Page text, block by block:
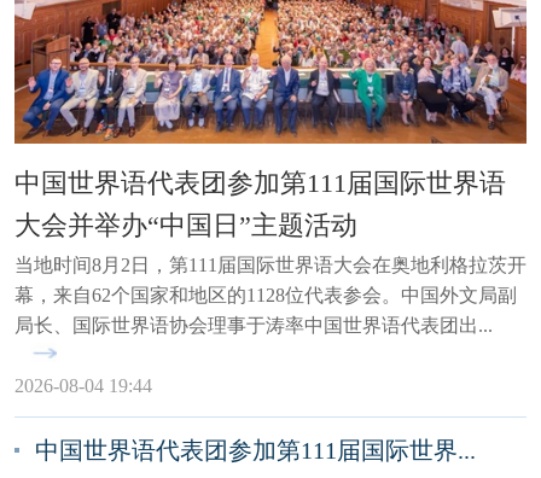
中国世界语代表团参加第111届国际世界语
大会并举办“中国日”主题活动
当地时间8月2日，第111届国际世界语大会在奥地利格拉茨开
幕，来自62个国家和地区的1128位代表参会。中国外文局副
局长、国际世界语协会理事于涛率中国世界语代表团出...
2026-08-04 19:44
中国世界语代表团参加第111届国际世界...